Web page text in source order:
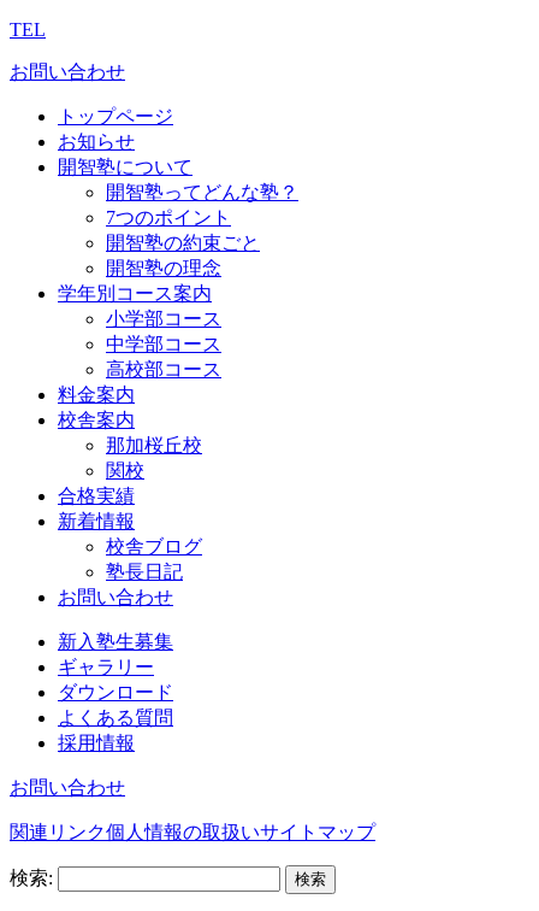
TEL
お問い合わせ
トップページ
お知らせ
開智塾について
開智塾ってどんな塾？
7つのポイント
開智塾の約束ごと
開智塾の理念
学年別コース案内
小学部コース
中学部コース
高校部コース
料金案内
校舎案内
那加桜丘校
関校
合格実績
新着情報
校舎ブログ
塾長日記
お問い合わせ
新入塾生募集
ギャラリー
ダウンロード
よくある質問
採用情報
お問い合わせ
関連リンク個人情報の取扱いサイトマップ
検索: